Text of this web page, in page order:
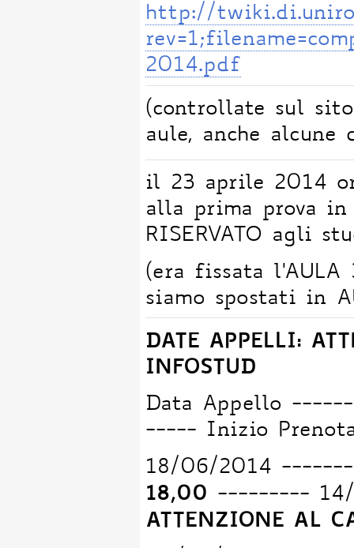
http://
2014.pdf
(controllate sul
aule, anche alcune
il 23 aprile 2014
alla prima prova
RISERVATO agli
(era fissata l'AULA
siamo spostati in
DATE APPELLI:
INFOSTUD
Data Appello
----- Inizio
18/06/2014
18,00 --------- 14/
ATTENZIONE AL